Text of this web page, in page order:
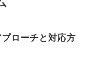
ローチと対応方